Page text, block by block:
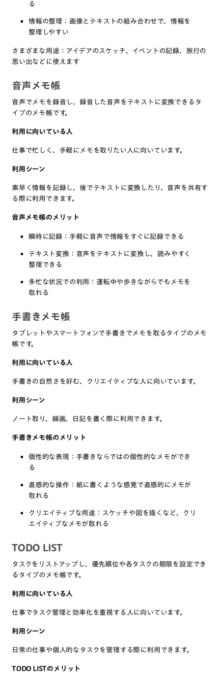
る
情報の整理：画像とテキストの組み合わせで、情報を
整理しやすい
さまざまな用途：アイデアのスケッチ、イベントの記録、旅行の
思い出などに使えます
音声メモ帳
音声でメモを録音し、録音した音声をテキストに変換できるタ
イプのメモ帳です。
利用に向いている人
仕事で忙しく、手軽にメモを取りたい人に向いています。
利用シーン
素早く情報を記録し、後でテキストに変換したり、音声を共有す
る際に利用できます。
音声メモ帳のメリット
瞬時に記録：手軽に音声で情報をすぐに記録できる
テキスト変換：音声をテキストに変換し、読みやすく
整理できる
多忙な状況での利用：運転中や歩きながらでもメモを
取れる
手書きメモ帳
タブレットやスマートフォンで手書きでメモを取るタイプのメモ
帳です。
利用に向いている人
手書きの自然さを好む、クリエイティブな人に向いています。
利用シーン
ノート取り、線画、日記を書く際に利用できます。
手書きメモ帳のメリット
個性的な表現：手書きならではの個性的なメモができ
る
直感的な操作：紙に書くような感覚で直感的にメモが
取れる
クリエイティブな用途：スケッチや図を描くなど、クリ
エイティブなメモが取れる
TODO LIST
タスクをリストアップし、優先順位や各タスクの期限を設定でき
るタイプのメモ帳です。
利用に向いている人
仕事でタスク管理と効率化を重視する人に向いています。
利用シーン
日常の仕事や個人的なタスクを管理する際に利用できます。
TODO LISTのメリット